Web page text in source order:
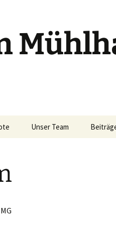
Unser Team